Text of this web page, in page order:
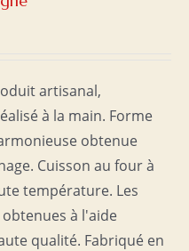
artisanal,
à la main. Forme
obtenue
Cuisson au four à
température. Les
à l'aide
qualité. Fabriqué en